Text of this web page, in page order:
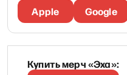
Apple
Google
Купить мерч «Эха»: